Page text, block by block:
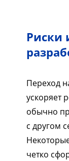
Риски
Переход
ускоряет
обычно
с другом
четко